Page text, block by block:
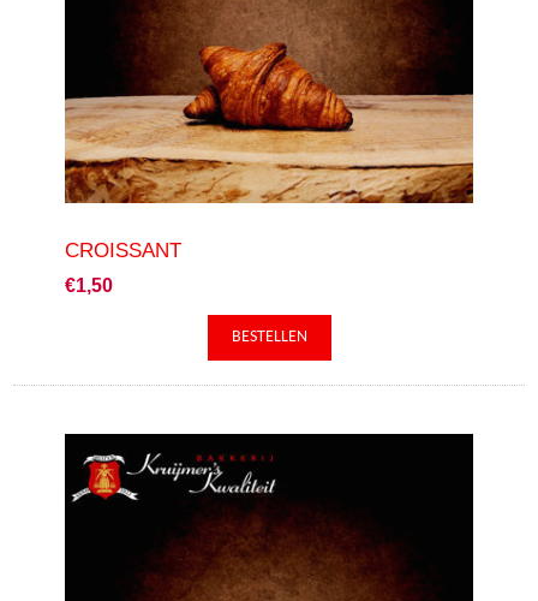
CROISSANT
€1,50